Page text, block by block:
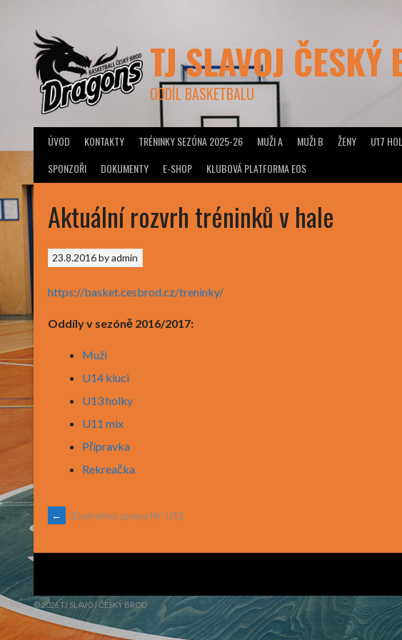
content
TJ SLAVOJ ČESKÝ
ODDÍL BASKETBALU
ÚVOD KONTAKTY TRÉNINKY SEZÓNA 2025-26 MUŽI A MUŽI B ŽENY U17
SPONZOŘI
DOKUMENTY E-SHOP KLUBOVÁ PLATFORMA EOS
Aktuální rozvrh tréninků v hale
23.8.2016byadmin
https://basket.cesbrod.cz/treninky/
Oddíly v sezóně 2016/2017:
Muži
U14 kluci
U13 holky
U11 mix
Přípravka
Rekreačka
POST
NAVIGATION
← Závěrečná zpráva NF-U12
© 2026 TJ SLAVOJ ČESKÝ BROD